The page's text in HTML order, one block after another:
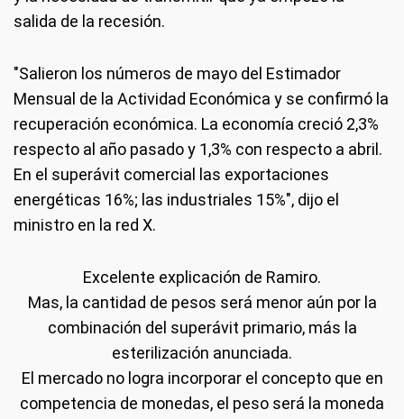
salida de la recesión.
"Salieron los números de mayo del Estimador
Mensual de la Actividad Económica y se confirmó la
recuperación económica. La economía creció 2,3%
respecto al año pasado y 1,3% con respecto a abril.
En el superávit comercial las exportaciones
energéticas 16%; las industriales 15%", dijo el
ministro en la red X.
Excelente explicación de Ramiro.
Mas, la cantidad de pesos será menor aún por la
combinación del superávit primario, más la
esterilización anunciada.
El mercado no logra incorporar el concepto que en
competencia de monedas, el peso será la moneda